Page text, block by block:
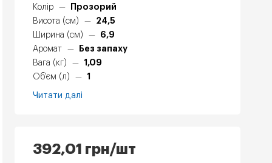
Колір —
Прозорий
Висота (см)
—
24,5
Ширина (см)
—
6,9
Аромат
—
Без запаху
Вага (кг)
—
1,09
Об'єм (л)
— 1
Читати далі
392,01 грн/шт